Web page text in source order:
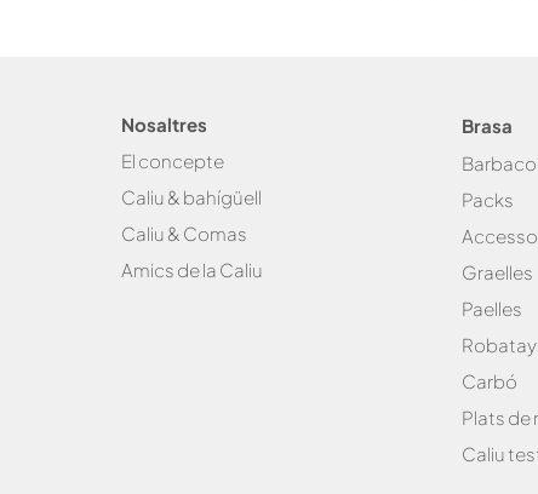
Nosaltres
El concepte
Caliu & bahígüell
Caliu & Comas
Amics de la Caliu
Brasa
Bar
Packs
Graelles
Paelles
Carbó
Plats de
Caliu